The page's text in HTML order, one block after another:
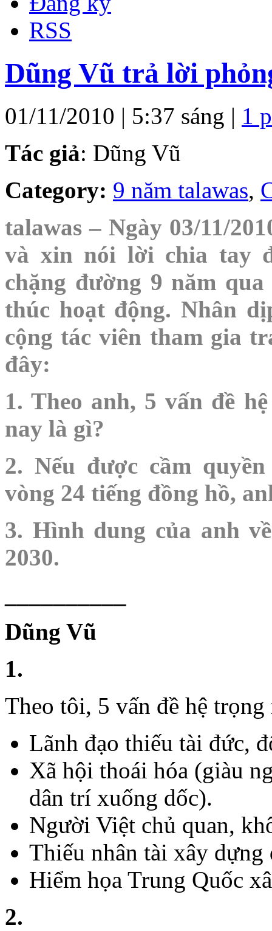
RSS
Dũng Vũ trả lời
01/11/2010 | 5:37 sáng | 1
Tác giả: Dũng Vũ
Category: 9 năm talawas,
talawas – Ngày 03/11/
và xin nói lời chia tay
chặng đường 9 năm
thúc hoạt động. Nhân
cộng tác viên tham gia
đây:
1. Theo anh, 5 vấn đề
nay là gì?
2. Nếu được cầm
vòng 24 tiếng đồng hồ,
3. Hình dung của anh
2030.
Dũng Vũ
1.
Theo tôi, 5 vấn đề hệ
Lãnh đạo thiếu tài đức,
Xã hội thoái hóa (giàu
dân trí xuống dốc).
Người Việt chủ quan,
Thiếu nhân tài xây dựng
Hiểm họa Trung Quốc
2.